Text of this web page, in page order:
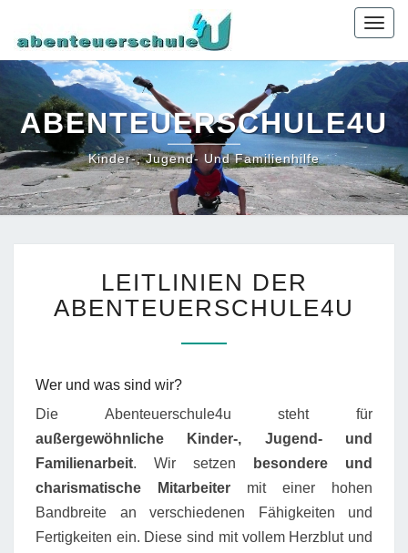
ABENTEUERSCHULE4U
Kinder-, Jugend- Und Familienhilfe
DER
ABENTEUERSCHULE4U
LEITLINIEN DER
ABENTEUERSCHULE4U
Wer und was sind wir?
Die Abenteuerschule4u steht für
außergewöhnliche Kinder-, Jugend- und
Familienarbeit. Wir setzen
besondere und
charismatische Mitarbeiter mit einer hohen
Bandbreite an verschiedenen Fähigkeiten und
Fertigkeiten ein. Diese sind mit vollem Herzblut und